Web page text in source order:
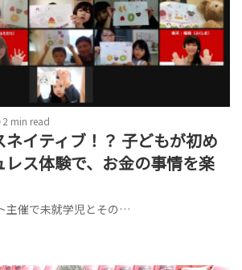
2 min read
イティブ！？ 子どもが初め
レス体験で、お金の事情を楽
主催で未就学児とその…